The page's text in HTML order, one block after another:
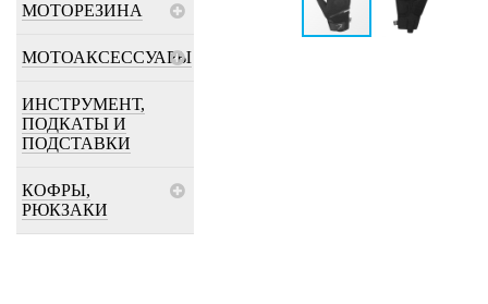
МОТОРЕЗИНА
МОТОАКСЕССУАРЫ
ИНСТРУМЕНТ,
ПОДКАТЫ И
ПОДСТАВКИ
КОФРЫ,
РЮКЗАКИ